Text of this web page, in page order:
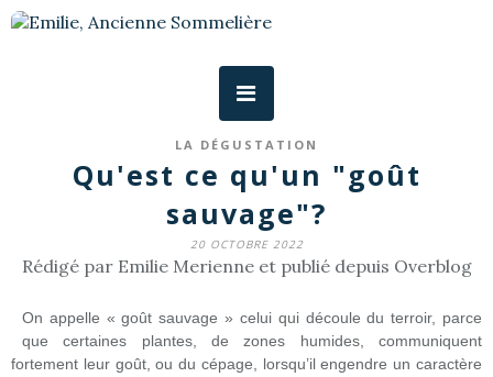
LA DÉGUSTATION
Qu'est ce qu'un "goût
sauvage"?
20 OCTOBRE 2022
Rédigé par Emilie Merienne et publié depuis Overblog
On appelle « goût sauvage » celui qui découle du terroir, parce
que certaines plantes, de zones humides, communiquent
fortement leur goût, ou du cépage, lorsqu’il engendre un caractère